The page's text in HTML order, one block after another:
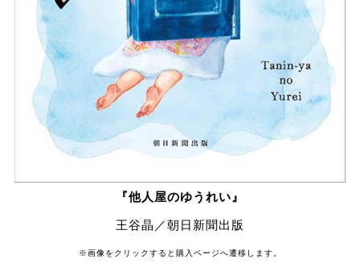
『他人屋のゆうれい』
王谷晶／朝日新聞出版
※画像をクリックすると購入ページへ遷移します。